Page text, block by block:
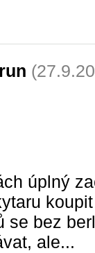
úplný
se bez
ale...